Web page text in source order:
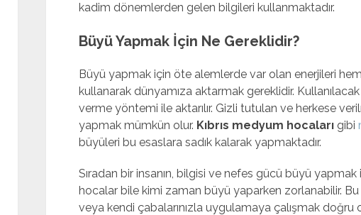
kadim dönemlerden gelen bilgileri kullanmaktadır.
Büyü Yapmak İçin Ne Gereklidir?
Büyü yapmak için öte alemlerde var olan enerjileri
kullanarak dünyamıza aktarmak gereklidir.
verme yöntemi ile aktarılır. Gizli tutulan ve herkese
yapmak mümkün olur. Kıbrıs medyum hocaları gibi
büyüleri bu esaslara sadık kalarak yapmaktadır.
Sıradan bir insanın, bilgisi ve nefes gücü büyü
hocalar bile kimi zaman büyü yaparken zorlanabilir.
veya kendi çabalarınızla uygulamaya çalışmak doğru